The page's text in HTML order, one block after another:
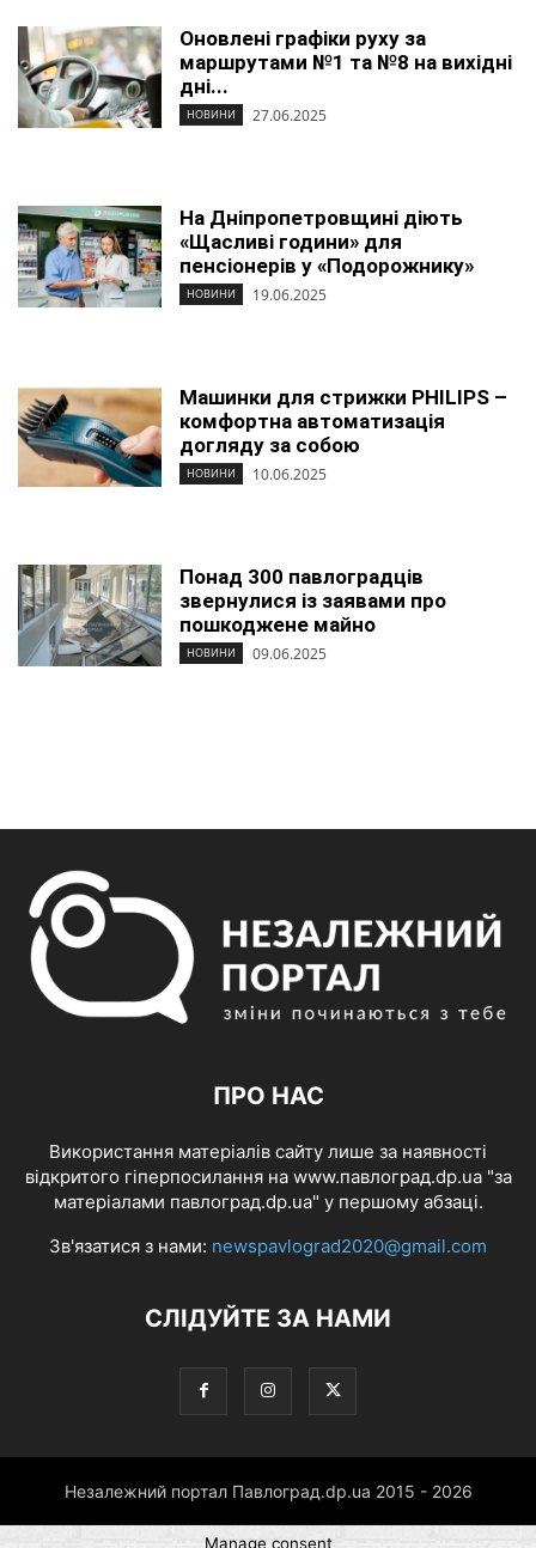
Оновлені графіки руху за
маршрутами №1 та №8 на вихідні
дні...
НОВИНИ 27.06.2025
На Дніпропетровщині діють
«Щасливі години» для
пенсіонерів у «Подорожнику»
НОВИНИ 19.06.2025
Машинки для стрижки PHILIPS –
комфортна автоматизація
догляду за собою
НОВИНИ 10.06.2025
Понад 300 павлоградців
звернулися із заявами про
пошкоджене майно
НОВИНИ 09.06.2025
ПРО НАС
Використання матеріалів сайту лише за наявності
відкритого гіперпосилання на www.павлоград.dp.ua "за
матеріалами павлоград.dp.ua" у першому абзаці.
Зв'язатися з нами: newspavlograd2020@gmail.com
СЛІДУЙТЕ ЗА НАМИ
Незалежний портал Павлоград.dp.ua 2015 - 2026
Manage consent